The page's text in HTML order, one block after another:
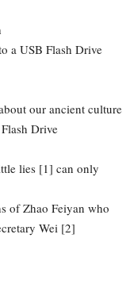
a USB Flash Drive
our ancient culture
Drive
lies [1] can only
of Zhao Feiyan who
Wei [2]